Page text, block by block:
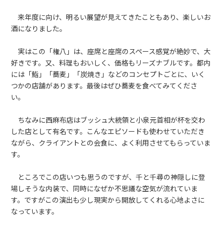
来年度に向け、明るい展望が見えてきたこともあり、楽しいお
酒になりました。
実はこの「権八」は、座席と座席のスペース感覚が絶妙で、大
好きです。又、料理もおいしく、価格もリーズナブルです。都内
には「鮨」「蕎麦」「炭焼き」などのコンセプトごとに、いく
つかの店舗があります。最後はぜひ蕎麦を食べてみてくださ
い。
ちなみに西麻布店はブッシュ大統領と小泉元首相が杯を交わ
した店として有名です。こんなエピソードも使わせていただき
ながら、クライアントとの会食に、よく利用させてもらっていま
す。
ところでこの店いつも思うのですが、千と千尋の神隠しに登
場しそうな内装で、同時になぜか不思議な空気が流れていま
す。ですがこの演出も少し現実から開放してくれる心地よさに
なっています。